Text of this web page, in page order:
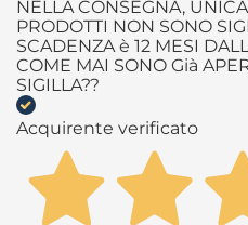
NELLA CONSEGNA,
PRODOTTI NON SONO
SCADENZA è 12 MESI
COME MAI SONO Già
SIGILLA??
Acquirente verificato